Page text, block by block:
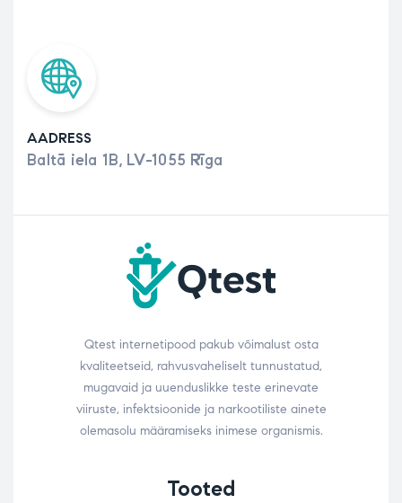
AADRESS
Baltā iela 1B, LV-1055 Rīga
Qtest internetipood pakub võimalust osta
kvaliteetseid, rahvusvaheliselt tunnustatud,
mugavaid ja uuenduslikke teste erinevate
viiruste, infektsioonide ja narkootiliste ainete
olemasolu määramiseks inimese organismis.
Tooted